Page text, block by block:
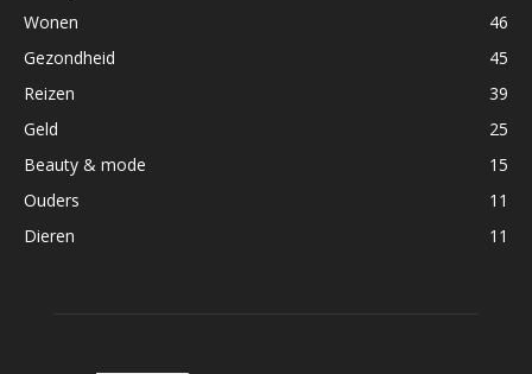
Wonen
46
Gezondheid
45
Reizen
39
Geld
25
Beauty & mode
15
Ouders
11
Dieren
11